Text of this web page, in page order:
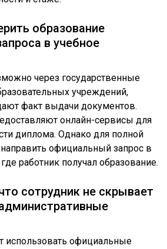
образование
в учебное
через государственные
учреждений,
факт выдачи документов.
онлайн-сервисы для
диплома. Однако для полной
официальный запрос в
работник получал образование.
сотрудник не скрывает
использовать официальные